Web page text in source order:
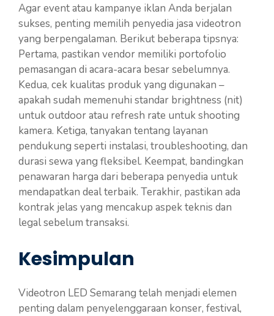
Agar event atau kampanye iklan Anda berjalan
sukses, penting memilih penyedia jasa videotron
yang berpengalaman. Berikut beberapa tipsnya:
Pertama, pastikan vendor memiliki portofolio
pemasangan di acara-acara besar sebelumnya.
Kedua, cek kualitas produk yang digunakan –
apakah sudah memenuhi standar brightness (nit)
untuk outdoor atau refresh rate untuk shooting
kamera. Ketiga, tanyakan tentang layanan
pendukung seperti instalasi, troubleshooting, dan
durasi sewa yang fleksibel. Keempat, bandingkan
penawaran harga dari beberapa penyedia untuk
mendapatkan deal terbaik. Terakhir, pastikan ada
kontrak jelas yang mencakup aspek teknis dan
legal sebelum transaksi.
Kesimpulan
Videotron LED Semarang telah menjadi elemen
penting dalam penyelenggaraan konser, festival,